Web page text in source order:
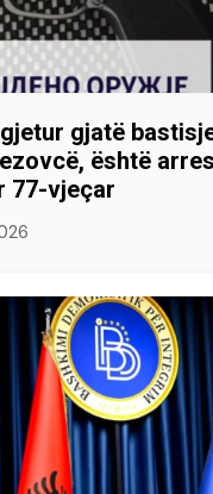
gjatë
është
77-vjeçar